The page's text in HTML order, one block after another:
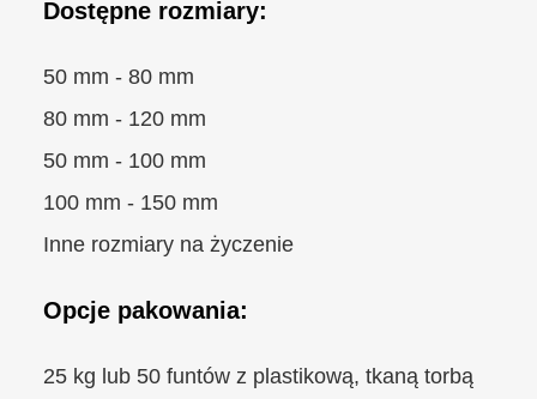
Dostępne rozmiary:
50 mm - 80 mm
80 mm - 120 mm
50 mm - 100 mm
100 mm - 150 mm
Inne rozmiary na życzenie
Opcje pakowania:
25 kg lub 50 funtów z plastikową, tkaną torbą